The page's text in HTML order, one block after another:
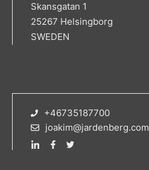
Skansgatan 1
25267 Helsingborg
SWEDEN
+46735187700
joakim@jardenberg.com